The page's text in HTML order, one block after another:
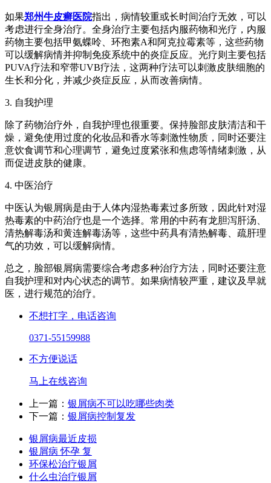
如果郑州牛皮癣医院指出，病情较重或长时间治疗无效，可以
考虑进行全身治疗。全身治疗主要包括内服药物和光疗，内服
药物主要包括甲氨蝶呤、环孢素A和阿克拉霉素等，这些药物
可以缓解病情并抑制免疫系统中的炎症反应。光疗则主要包括
PUVA疗法和窄带UVB疗法，这两种疗法可以刺激皮肤细胞的
生长和分化，并减少炎症反应，从而改善病情。
3. 自我护理
除了药物治疗外，自我护理也很重要。保持脸部皮肤清洁和干
燥，避免使用过度的化妆品和香水等刺激性物质，同时还要注
意饮食调节和心理调节，避免过度紧张和焦虑等情绪刺激，从
而促进皮肤的健康。
4. 中医治疗
中医认为银屑病是由于人体内湿热毒素过多所致，因此针对湿
热毒素的中药治疗也是一个选择。常用的中药有龙胆泻肝汤、
清热解毒汤和黄连解毒汤等，这些中药具有清热解毒、疏肝理
气的功效，可以缓解病情。
总之，脸部银屑病需要综合考虑多种治疗方法，同时还要注意
自我护理和对内心状态的调节。如果病情较严重，建议及早就
医，进行规范的治疗。
不想打字，电话咨询
0371-55159988
不方便说话
马上在线咨询
上一篇： 银屑病不可以吃哪些肉类
下一篇： 银屑病控制复发
银屑病最近皮损
银屑病 怀孕 复
环保松治疗银屑
什么虫治疗银屑